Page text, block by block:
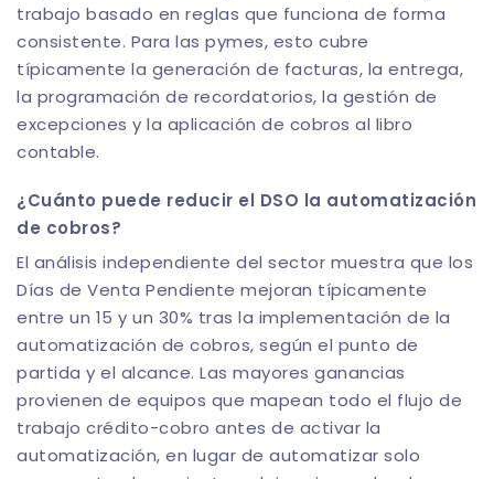
trabajo basado en reglas que funciona de forma
consistente. Para las pymes, esto cubre
típicamente la generación de facturas, la entrega,
la programación de recordatorios, la gestión de
excepciones y la aplicación de cobros al libro
contable.
¿Cuánto puede reducir el DSO la automatización
de cobros?
El análisis independiente del sector muestra que los
Días de Venta Pendiente mejoran típicamente
entre un 15 y un 30% tras la implementación de la
automatización de cobros, según el punto de
partida y el alcance. Las mayores ganancias
provienen de equipos que mapean todo el flujo de
trabajo crédito-cobro antes de activar la
automatización, en lugar de automatizar solo